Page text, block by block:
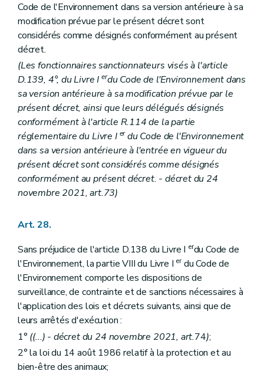
Code de l'Environnement dans sa version antérieure à sa
modification prévue par le présent décret sont
considérés comme désignés conformément au présent
décret.
(Les fonctionnaires sanctionnateurs visés à l'article
D.139, 4°, du Livre Ierdu Code de l'Environnement dans
sa version antérieure à sa modification prévue par le
présent décret, ainsi que leurs délégués désignés
conformément à l'article R.114 de la partie
réglementaire du Livre I erdu Code de l'Environnement
dans sa version antérieure à l'entrée en vigueur du
présent décret sont considérés comme désignés
conformément au présent décret. - décret du 24
novembre 2021, art.73)
Art. 28.
Sans préjudice de l'article D.138 du Livre I erdu Code de
l'Environnement, la partie VIII du Livre I erdu Code de
l'Environnement comporte les dispositions de
surveillance, de contrainte et de sanctions nécessaires à
l'application des lois et décrets suivants, ainsi que de
leurs arrêtés d'exécution :
1° ((...) - décret du 24 novembre 2021, art.74);
2° la loi du 14 août 1986 relatif à la protection et au
bien-être des animaux;